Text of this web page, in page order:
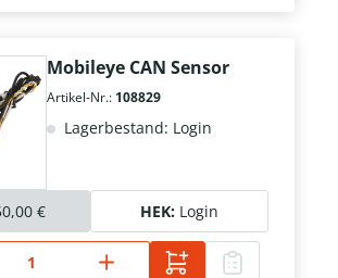
Mobileye CAN Sensor
Artikel-Nr.: 108829
Lagerbestand: Login
€ HEK: Login